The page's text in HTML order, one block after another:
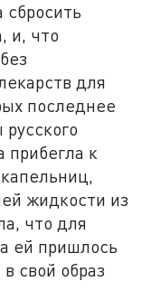
и, что
для
последнее
прибегла к
жидкости из
что для
ей пришлось
свой образ